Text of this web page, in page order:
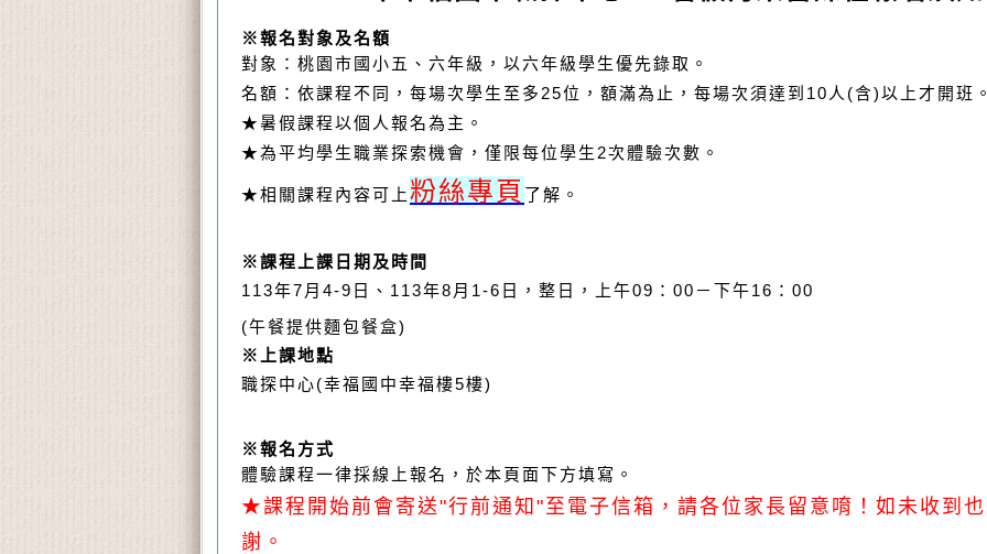
※報名對象及名額
對象：桃園市國小五、六年級，以六年級學生優先錄取 。
名額：依課程不同，每場次學生 至多25位，額滿為止，每場次須達到10人(含)以上才開班
★暑假課程以個人報名為主。
★為平均學生職業探索機會，僅限每位學生2次體驗次數。
★相關課程內容可上粉絲專頁 了解。
※課程上課日期及時間
113年7 月4-9 日、113年8 月1-6 日，整日，上午09 ：00 －下午16：00
(午餐提供麵包餐盒)
※上課地點
職探中心(幸福國中幸福樓5樓)
※報名方式
體驗課程一律採線上報名，於本頁面下方填寫。
★課程開始前會寄送"行前通知"至電子信箱，請各位家長留意唷！如未收到
謝。